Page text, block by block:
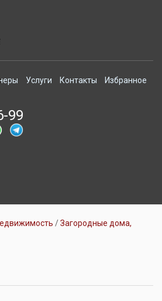
Услуги Контакты
Избранное
99
Загородные дома,